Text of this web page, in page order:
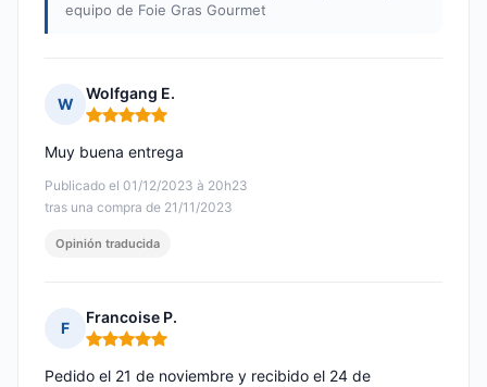
equipo de Foie Gras Gourmet
W
Wolfgang E.
Nota: 5 de 5
Publicado el 01/12/2023 à 20h23
tras una compra de 21/11/2023
Muy buena entrega
Opinión traducida
F
Francoise P.
Nota: 5 de 5
Pedido el 21 de noviembre y recibido el 24 de